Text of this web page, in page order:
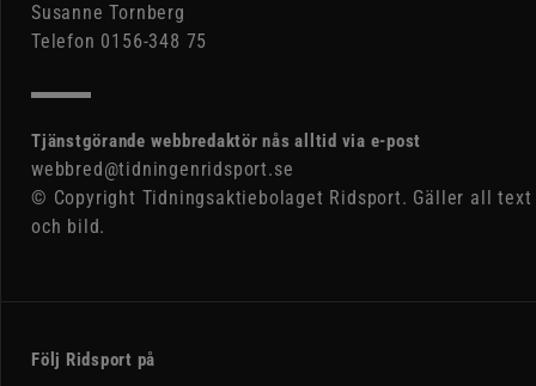
Susanne Tornberg
Telefon 0156-348 75
Tjänstgörande webbredaktör nås alltid via e-post
webbred@tidningenridsport.se
© Copyright Tidningsaktiebolaget Ridsport. Gäller all text
och bild.
Följ Ridsport på